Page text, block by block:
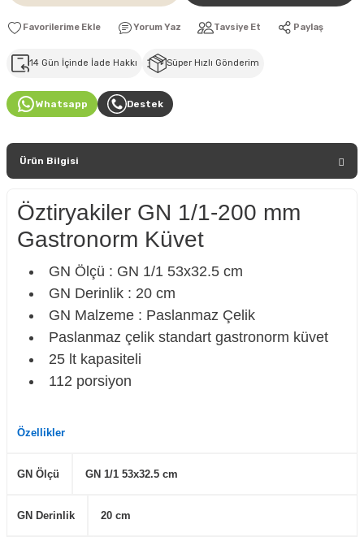
Yorum Yaz Tavsiye Et Paylaş
14 Gün İçinde İade Hakkı Süper Hızlı Gönderim
Whatsapp Destek
Ürün Bilgisi
Öztiryakiler GN 1/1-200 mm
Gastronorm Küvet
GN Ölçü : GN 1/1 53x32.5 cm
GN Derinlik : 20 cm
GN Malzeme : Paslanmaz Çelik
Paslanmaz çelik standart gastronorm küvet
25 lt kapasiteli
112 porsiyon
Özellikler
GN Ölçü GN 1/1 53x32.5 cm
GN Derinlik 20 cm